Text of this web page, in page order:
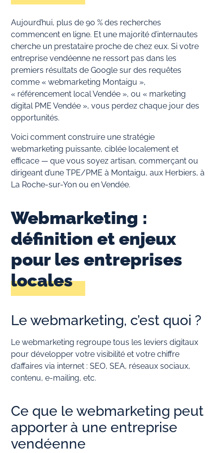
Aujourd’hui, plus de 90 % des recherches
commencent en ligne. Et une majorité d’internautes
cherche un prestataire proche de chez eux. Si votre
entreprise vendéenne ne ressort pas dans les
premiers résultats de Google sur des requêtes
comme « webmarketing Montaigu »,
« référencement local Vendée », ou « marketing
digital PME Vendée », vous perdez chaque jour des
opportunités.
Voici comment construire une stratégie
webmarketing puissante, ciblée localement et
efficace — que vous soyez artisan, commerçant ou
dirigeant d’une TPE/PME à Montaigu, aux Herbiers, à
La Roche-sur-Yon ou en Vendée.
Webmarketing :
définition et enjeux
pour les entreprises
locales
Le webmarketing, c’est quoi ?
Le webmarketing regroupe tous les leviers digitaux
pour développer votre visibilité et votre chiffre
d’affaires via internet : SEO, SEA, réseaux sociaux,
contenu, e-mailing, etc.
Ce que le webmarketing peut
apporter à une entreprise
vendéenne